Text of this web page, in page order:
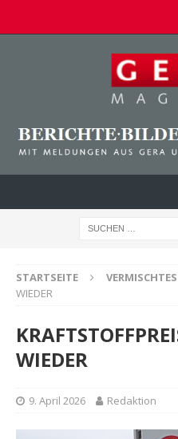
STARTSEITE VERMISCHTES
WIEDER
WIEDER
9. April 2026 Redaktion